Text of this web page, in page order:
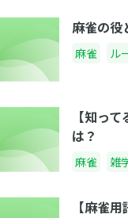
麻雀の役
麻雀 ル
【知っ
は？
麻雀 雑
【麻雀